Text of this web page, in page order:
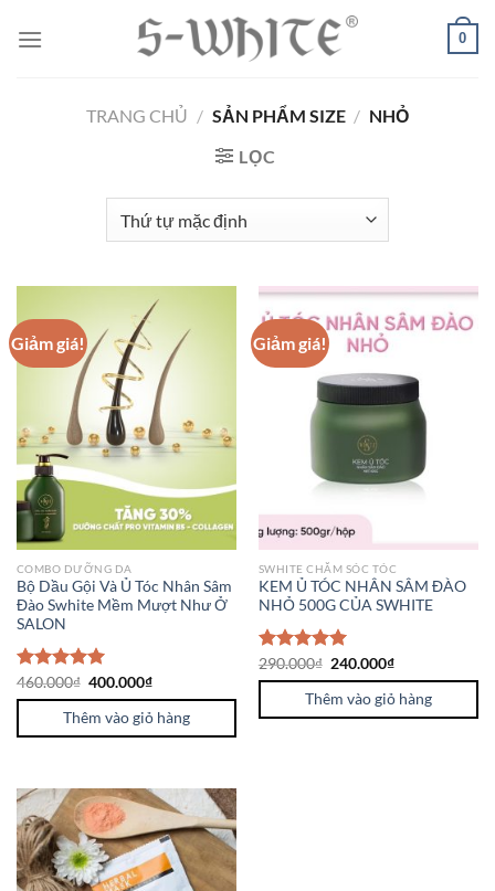
đến
0
TRANG CHỦ / SẢN PHẨM SIZE / NHỎ
LỌC
Giảm giá!
COMBO DƯỠNG DA
Bộ Dầu Gội Và Ủ Tóc Nhân Sâm
Đào Swhite Mềm Mượt Như Ở
SALON
Được xếp
hạng5.00
460.000₫ 400.000₫
Thêm vào giỏ hàng
Giảm giá!
SWHITE CHĂM SÓC TÓC
KEM Ủ TÓC NHÂN SÂM ĐÀO
NHỎ 500G CỦA SWHITE
Được xếp
hạng5.00
290.000₫ 240.000₫
Thêm vào giỏ hàng